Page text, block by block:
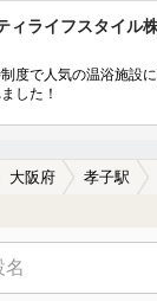
ィライフスタイル
度で人気の温浴施設
した！
大阪府 孝子駅